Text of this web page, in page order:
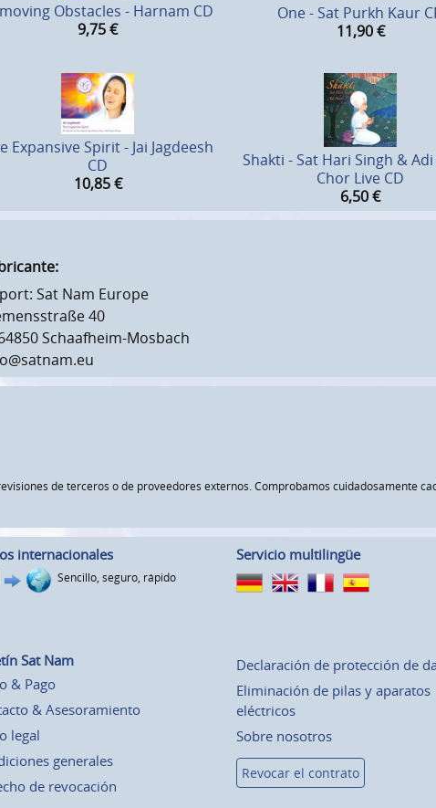
Obstacles - Harnam CD
9,75€
One - Sat Purkh Kaur
11,90 €
Expansive Spirit - Jai Jagdeesh
CD
10,85 €
Shakti - Sat Hari Singh &
Chor Live CD
6,50€
Sat Nam Europe
40
Schaafheim-Mosbach
de terceros o de proveedores externos. Comprobamos cuidadosamente
internacionales
Sencillo, seguro, rápido
Servicio multilingüe
Sat Nam
& Pago
& Asesoramiento
legal
generales
de revocación
Declaración de protección de
Eliminación de pilas y aparatos
eléctricos
Sobre nosotros
Revocar el contrato